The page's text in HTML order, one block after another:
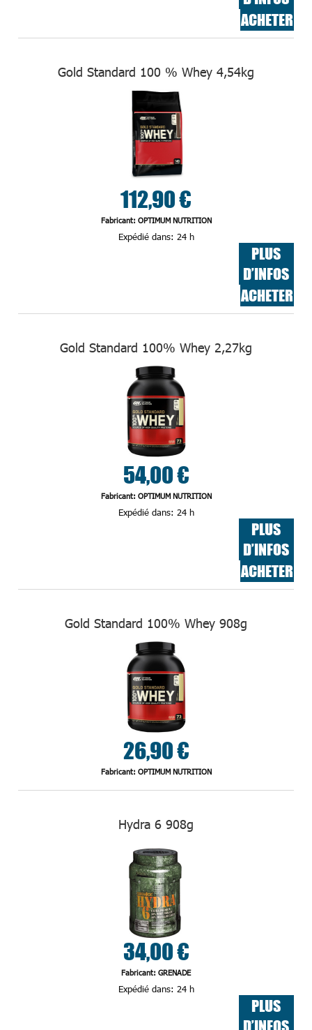
ACHETER
Gold Standard 100 % Whey 4,54kg
112,90 €
Fabricant: OPTIMUM NUTRITION
Expédié dans: 24 h
PLUS
D’INFOS
ACHETER
Gold Standard 100% Whey 2,27kg
54,00 €
Fabricant: OPTIMUM NUTRITION
Expédié dans: 24 h
PLUS
D’INFOS
ACHETER
Gold Standard 100% Whey 908g
26,90 €
Fabricant: OPTIMUM NUTRITION
Hydra 6 908g
34,00 €
Fabricant: GRENADE
Expédié dans: 24 h
PLUS
D’INFOS